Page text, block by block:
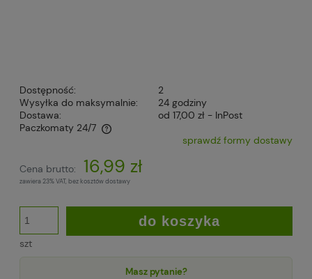
Dostępność:
2
Wysyłka do maksymalnie:
24 godziny
Dostawa:
od 17,00 zł - InPost
Paczkomaty 24/7
Cena nie zawiera ewentualnych kosztów płatnościsprawdź formy dostawy
Cena brutto: 16,99 zł
zawiera 23% VAT, bez kosztów dostawy
szt
do koszyka
Masz pytanie?